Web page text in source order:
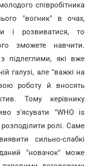
співробітника
"вогник" в очах,
і розвиватися, то
зможете навчити.
підлеглими, які вже
галузі, але "важкі на
роботу й вносять
Тому керівнику
з'ясувати "WHO is
ролі. Саме
сильно-слабкі
"новачок" може